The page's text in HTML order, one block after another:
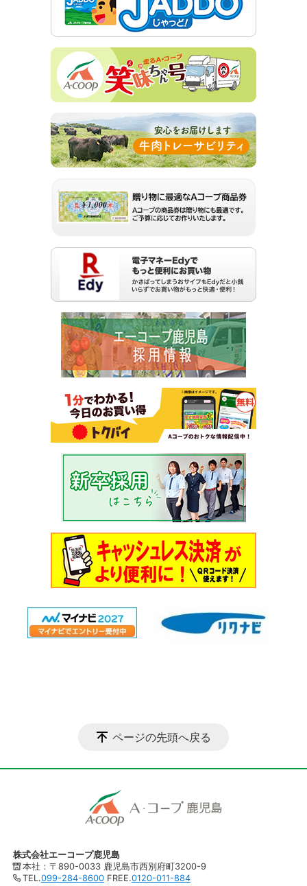
ページの先頭へ戻る
株式会社エーコープ鹿児島
本社：〒890-0033 鹿児島市西別府町3200-9
TEL.099-284-8600FREE.0120-011-884